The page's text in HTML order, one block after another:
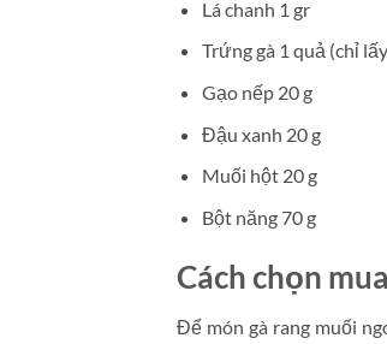
Lá chanh 1 gr
Trứng gà 1 quả (chỉ
Gạo nếp 20 g
Đậu xanh 20 g
Muối hột 20 g
Bột năng 70 g
Cách chọn
Để món gà rang muối